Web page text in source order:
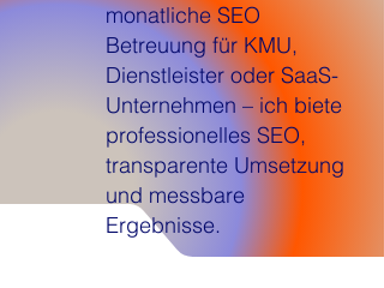
monatliche SEO
Betreuung für KMU,
Dienstleister oder SaaS-
Unternehmen – ich biete
professionelles SEO,
transparente Umsetzung
und messbare
Ergebnisse.